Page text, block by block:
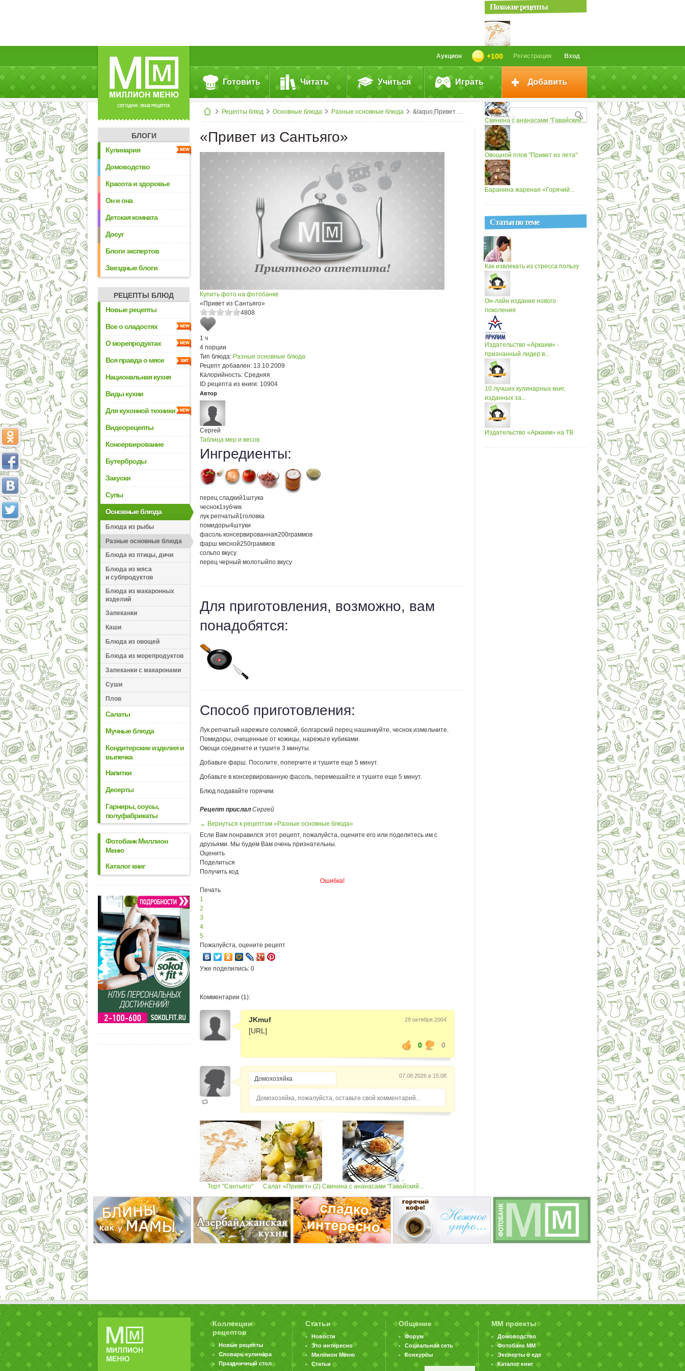
СЕГОДНЯ: 39142 РЕЦЕПТА
Вход
Регистрация
+100
Аукцион
Готовить Читать Учиться Играть Добавить
Рецепты блюд Основные блюда Разные основные блюда &laquo;Привет из&nbsp;Сантьяго&raquo;
БЛОГИ
Кулинария
Домоводство
Красота и здоровье
Он и она
Детская комната
Досуг
Блоги экспертов
Звездные блоги
РЕЦЕПТЫ БЛЮД
Новые рецепты
Все о сладостях
О морепродуктах
Вся правда о мясе
Национальная кухня
Виды кухни
Для кухонной техники
Видеорецепты
Консервирование
Бутерброды
Закуски
Супы
Основные блюда
Блюда из рыбы
Разные основные блюда
Блюда из птицы, дичи
Блюда из мяса
и субпродуктов
Блюда из макаронных
изделий
Запеканки
Каши
Блюда из овощей
Блюда из морепродуктов
Запеканки с макаронами
Суши
Плов
Салаты
Мучные блюда
Кондитерские изделия и
выпечка
Напитки
Десерты
Гарниры, соусы,
полуфабрикаты
Фотобанк Миллион
Меню
Каталог книг
«Привет из Сантьяго»
Купить фото на фотобанке
«Привет из Сантьяго»
4808
1 ч
4 порции
Тип блюда: Разные основные блюда
Рецепт добавлен: 13.10.2009
Калорийность: Средняя
ID рецепта из книги: 10904
Автор
Сергей
Таблица мер и весов
Ингредиенты:
перец сладкий1штука
чеснок1зубчик
лук репчатый1головка
помидоры4штуки
фасоль консервированная200граммов
фарш мясной250граммов
сольпо вкусу
перец черный молотыйпо вкусу
Для приготовления, возможно, вам
понадобятся:
Способ приготовления:
Лук репчатый нарежьте соломкой, болгарский перец нашинкуйте, чеснок измельчите.
Помидоры, очищенные от кожицы, нарежьте кубиками.
Овощи соедините и тушите 3 минуты.
Добавьте фарш. Посолите, поперчите и тушите еще 5 минут.
Добавьте в консервированную фасоль, перемешайте и тушите еще 5 минут.
Блюд подавайте горячим.
Рецепт прислалСергей
← Вернуться к рецептам «Разные основные блюда»
Если Вам понравился этот рецепт, пожалуйста, оцените его или поделитесь им с
друзьями. Мы будем Вам очень признательны.
Оценить
Поделиться
Получить код
Ошибка!
Печать
1
2
3
4
5
Пожалуйста, оцените рецепт
Уже поделились: 0
Комментарии (1):
JKmuf 28 октября 2004
[URL]
0
0
07.08.2026 в 15:08
Домохозяйка, пожалуйста, оставьте свой комментарий...
Торт "Сантьяго" Салат «Привет» (2) Свинина с ананасами "Гавайский...
Похожие рецепты
Салат «Привет» (2)
Свинина с ананасами "Гавайский...
Овощной плов "Привет из лета"
Баранина жареная «Горячий...
Статьи по теме
Как извлекать из стресса пользу
Он-лайн издание нового
поколения
Издательство «Аркаим» -
признанный лидер в...
10 лучших кулинарных книг,
изданных за...
Издательство «Аркаим» на ТВ
Коллекции
рецептов
Новые рецепты
Словарь кулинара
Праздничный стол
Статьи
Новости
Это интересно
Миллион Меню
Статьи
Общение
Форум
Социальная сеть
Конкурсы
ММ проекты
Домоводство
Фотобанк ММ
Эксперты о еде
Каталог книг